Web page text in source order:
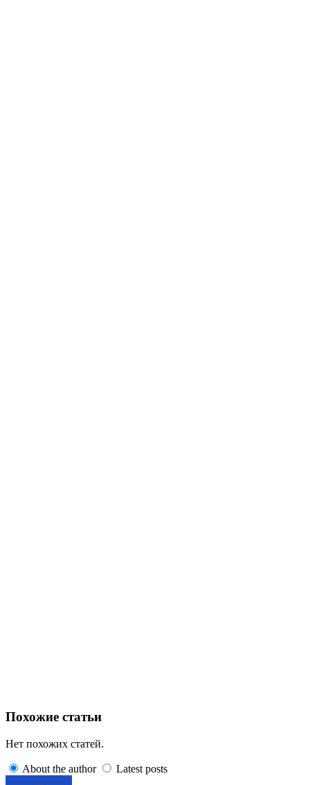
Похожие статьи
Нет похожих статей.
About the author Latest posts